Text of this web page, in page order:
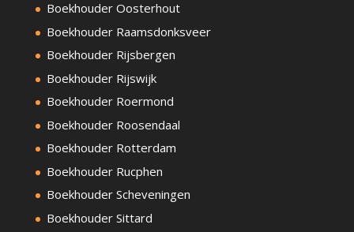
Boekhouder Oosterhout
Boekhouder Raamsdonksveer
Boekhouder Rijsbergen
Boekhouder Rijswijk
Boekhouder Roermond
Boekhouder Roosendaal
Boekhouder Rotterdam
Boekhouder Rucphen
Boekhouder Scheveningen
Boekhouder Sittard